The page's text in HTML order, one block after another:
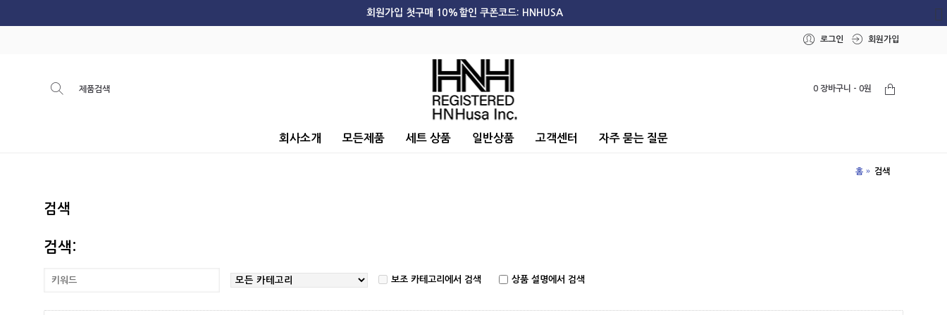
회원가입 첫구매 10%할인 쿠폰코드: HNHUSA
로그인 회원가입
0 장바구니 - 0원
회사소개 모든제품 세트 상품 일반상품 고객센터 자주 묻는 질문
홈 검색
검색
검색:
보조 카테고리에서 검색 상품 설명에서 검색